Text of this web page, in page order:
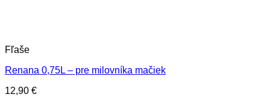
Fľaše
Renana 0,75L – pre milovníka mačiek
12,90 €